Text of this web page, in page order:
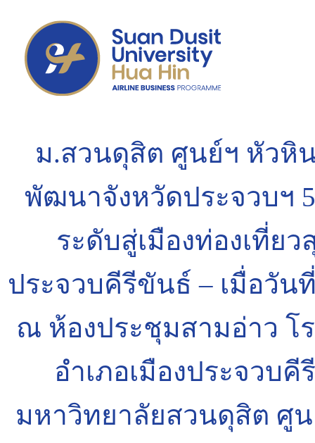
ม.สวนดุสิต ศูนย์ฯ หัวหิ
พัฒนาจังหวัดประจวบฯ
ระดับสู่เมืองท่องเที่ย
ประจวบคีรีขันธ์ – เมื่อวัน
ณ ห้องประชุมสามอ่าว โ
อำเภอเมืองประจวบ
มหาวิทยาลัยสวนดุสิต ศู